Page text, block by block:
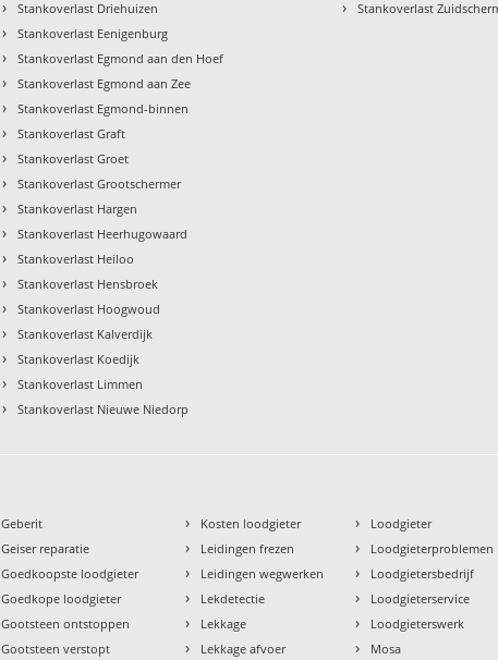
› Stankoverlast Driehuizen
› Stankoverlast Eenigenburg
› Stankoverlast Egmond aan den Hoef
› Stankoverlast Egmond aan Zee
› Stankoverlast Egmond-binnen
› Stankoverlast Graft
› Stankoverlast Groet
› Stankoverlast Grootschermer
› Stankoverlast Hargen
› Stankoverlast Heerhugowaard
› Stankoverlast Heiloo
› Stankoverlast Hensbroek
› Stankoverlast Hoogwoud
› Stankoverlast Kalverdijk
› Stankoverlast Koedijk
› Stankoverlast Limmen
› Stankoverlast Nieuwe Niedorp
› Stankoverlast
Geberit
Geiser reparatie
Goedkoopste loodgieter
Goedkope loodgieter
Gootsteen ontstoppen
Gootsteen verstopt
› Kosten loodgieter
› Leidingen frezen
› Leidingen wegwerken
› Lekdetectie
› Lekkage
› Lekkage afvoer
› Loodgieter
› Loodgieterproblemen
› Loodgietersbedrijf
› Loodgieterservice
› Loodgieterswerk
› Mosa